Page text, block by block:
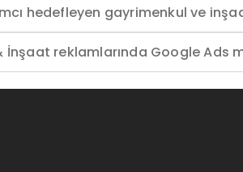
hedefleyen gayrimenkul ve
İnşaat reklamlarında Google Ads